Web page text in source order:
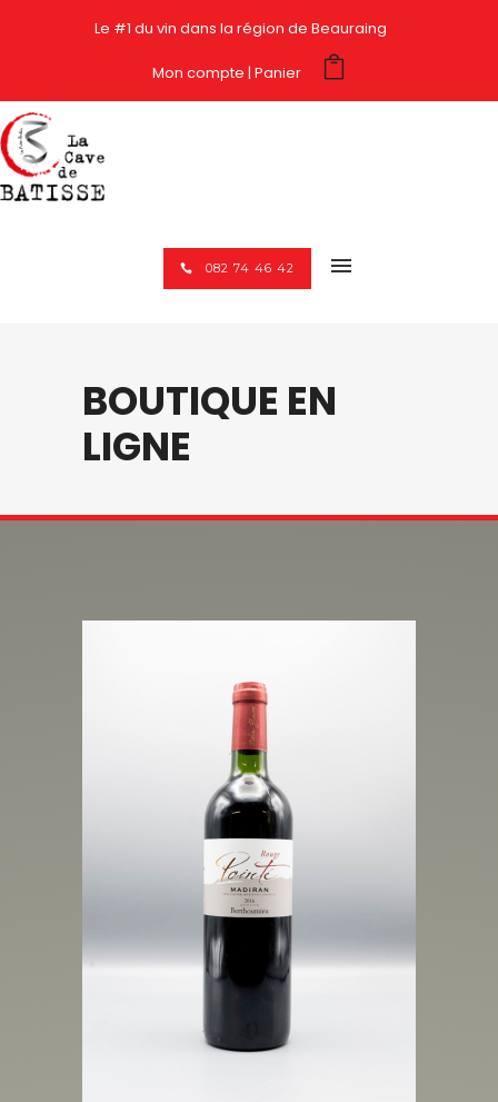
Le #1 du vin dans la région de Beauraing
Mon compte Panier
082 74 46 42
BOUTIQUE EN
LIGNE